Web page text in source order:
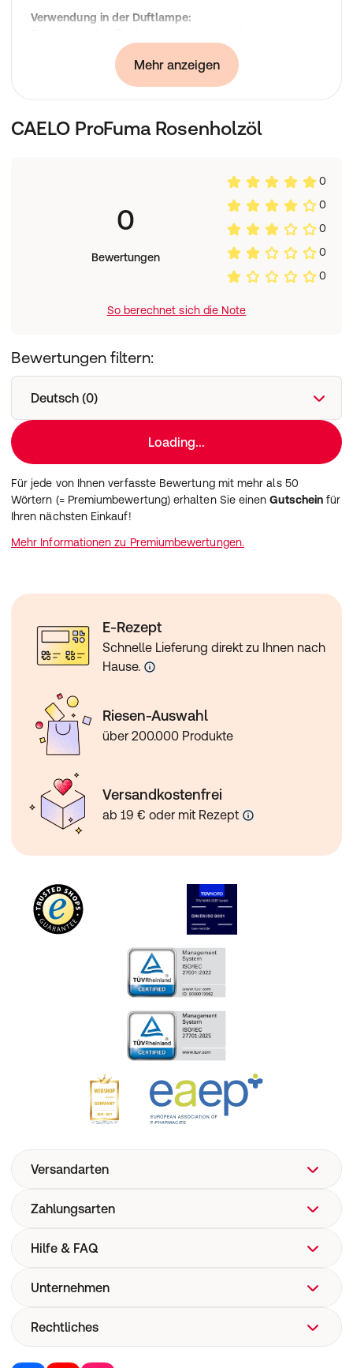
Verwendung in der Duftlampe:
desodorierend, stimulierend
Nur für die Aromatherapie und Duftlampen geeignet
Mehr anzeigen
CAELO ProFuma Rosenholzöl
0
Bewertungen
0
0
0
0
0
So berechnet sich die Note
Bewertungen filtern:
Deutsch (0)
Loading...
Für jede von Ihnen verfasste Bewertung mit mehr als 50
Wörtern (= Premiumbewertung) erhalten Sie einenGutschein für
Ihren nächsten Einkauf!
Mehr Informationen zu Premiumbewertungen.
E-Rezept
Schnelle Lieferung direkt zu Ihnen nach
Hause.
Riesen-Auswahl
über 200.000 Produkte
Versandkostenfrei
ab 19 € oder mit Rezept
Versandarten
Zahlungsarten
Hilfe & FAQ
FAQ
Versand
Unternehmen
Über uns
Corporate Website
Rechtliches